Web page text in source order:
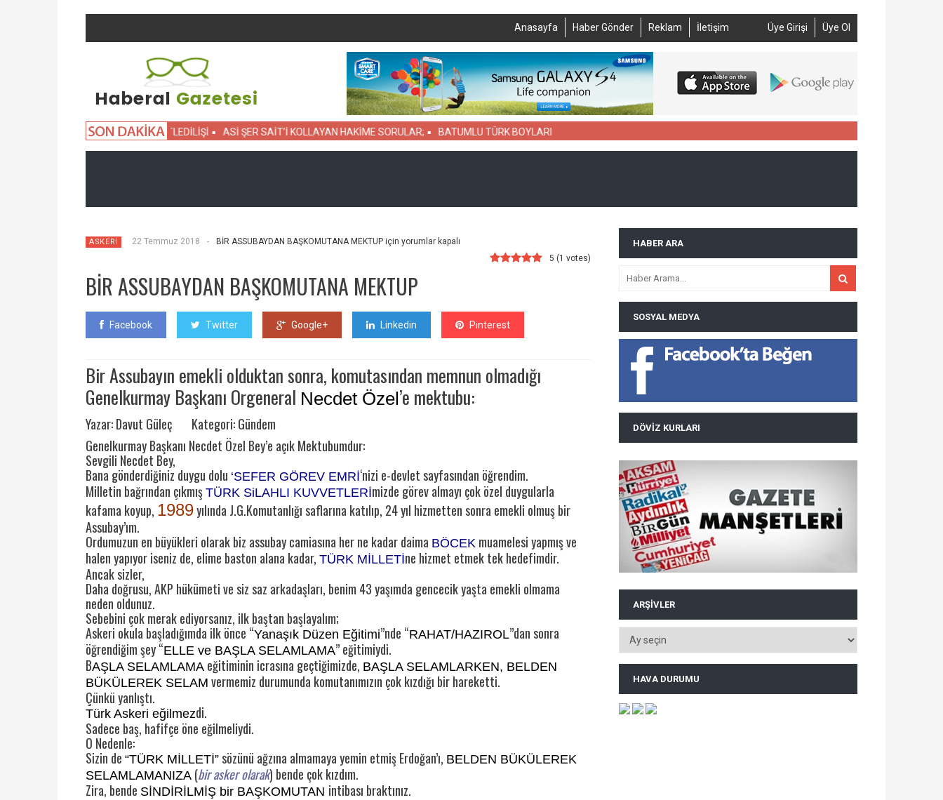
Üye Girişi Üye Ol
Anasayfa Haber Gönder Reklam İletişim
SEVİM TANÜREK’İN KATLEDİLİŞİ ASİ ŞER SAİT’İ KOLLAYAN HAKİME SORULAR; BATUMLU TÜRK BOYLARI
ASKERİ 22 Temmuz 2018 - BİR ASSUBAYDAN BAŞKOMUTANA MEKTUP için yorumlar kapalı
5 (1 votes)
BİR ASSUBAYDAN BAŞKOMUTANA MEKTUP
Facebook Twitter Google+ Linkedin Pinterest
Bir Assubayın emekli olduktan sonra, komutasından memnun olmadığı
Genelkurmay Başkanı Orgeneral Necdet Özel’e mektubu:
Yazar: Davut Güleç Kategori: Gündem
Genelkurmay Başkanı Necdet Özel Bey’e açık Mektubumdur:
Sevgili Necdet Bey,
Bana gönderdiğiniz duygu dolu ‘SEFER GÖREV EMRİ‘nizi e-devlet sayfasından öğrendim.
Milletin bağrından çıkmış TÜRK SiLAHLI KUVVETLERİmizde görev almayı çok özel duygularla
kafama koyup, 1989yılında J.G.Komutanlığı saflarına katılıp, 24 yıl hizmetten sonra emekli olmuş bir
Assubay’ım.
Ordumuzun en büyükleri olarak biz assubay camiasına her ne kadar daima BÖCEK muamelesi yapmış ve
halen yapıyor iseniz de, elime baston alana kadar, TÜRK MİLLETİne hizmet etmek tek hedefimdir.
Ancak sizler,
Daha doğrusu, AKP hükümeti ve siz saz arkadaşları, benim 43 yaşımda gencecik yaşta emekli olmama
neden oldunuz.
Sebebini çok merak ediyorsanız, ilk baştan başlayalım;
Askeri okula başladığımda ilk önce “Yanaşık Düzen Eğitimi”nde “RAHAT/HAZIROL”dan sonra
öğrendiğim şey “ELLE ve BAŞLA SELAMLAMA” eğitimiydi.
BAŞLA SELAMLAMA eğitiminin icrasına geçtiğimizde, BAŞLA SELAMLARKEN, BELDEN
BÜKÜLEREK SELAM vermemiz durumunda komutanımızın çok kızdığı bir hareketti.
Çünkü yanlıştı.
Türk Askeri eğilmezdi.
Sadece baş, hafifçe öne eğilmeliydi.
O Nedenle:
Sizin de “TÜRK MİLLETİ” sözünü ağzına almamaya yemin etmiş Erdoğan’ı, BELDEN BÜKÜLEREK
SELAMLAMANIZA (bir asker olarak) bende çok kızdım.
Zira, bende SİNDİRİLMİŞ bir BAŞKOMUTAN intibası braktınız.
HABER ARA
SOSYAL MEDYA
DÖVIZ KURLARI
ARŞIVLER
HAVA DURUMU